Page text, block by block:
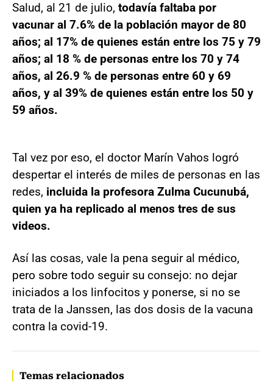
Salud, al 21 de julio, todavía faltaba por
vacunar al 7.6% de la población mayor de 80
años; al 17% de quienes están entre los 75 y 79
años; al 18 % de personas entre los 70 y 74
años, al 26.9 % de personas entre 60 y 69
años, y al 39% de quienes están entre los 50 y
59 años.
Tal vez por eso, el doctor Marín Vahos logró
despertar el interés de miles de personas en las
redes, incluida la profesora Zulma Cucunubá,
quien ya ha replicado al menos tres de sus
videos.
Así las cosas, vale la pena seguir al médico,
pero sobre todo seguir su consejo: no dejar
iniciados a los linfocitos y ponerse, si no se
trata de la Janssen, las dos dosis de la vacuna
contra la covid-19.
Temas relacionados